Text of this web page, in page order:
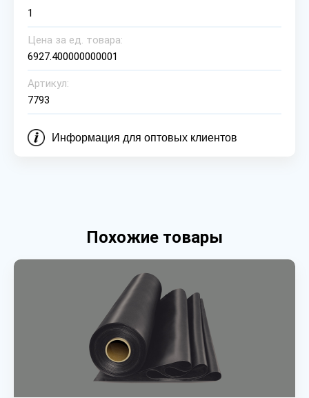
1
Цена за ед. товара:
6927.400000000001
Артикул:
7793
Информация для оптовых клиентов
Похожие товары